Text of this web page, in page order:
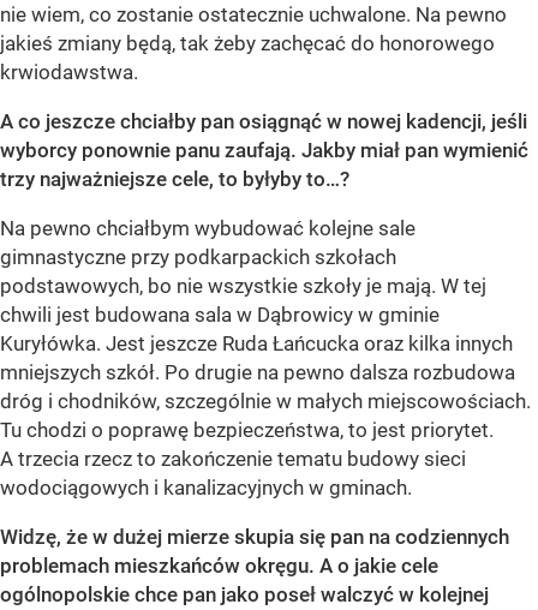
nie wiem, co zostanie ostatecznie uchwalone. Na pewno
jakieś zmiany będą, tak żeby zachęcać do honorowego
krwiodawstwa.
A co jeszcze chciałby pan osiągnąć w nowej kadencji, jeśli
wyborcy ponownie panu zaufają. Jakby miał pan wymienić
trzy najważniejsze cele, to byłyby to…?
Na pewno chciałbym wybudować kolejne sale
gimnastyczne przy podkarpackich szkołach
podstawowych, bo nie wszystkie szkoły je mają. W tej
chwili jest budowana sala w Dąbrowicy w gminie
Kuryłówka. Jest jeszcze Ruda Łańcucka oraz kilka innych
mniejszych szkół. Po drugie na pewno dalsza rozbudowa
dróg i chodników, szczególnie w małych miejscowościach.
Tu chodzi o poprawę bezpieczeństwa, to jest priorytet.
A trzecia rzecz to zakończenie tematu budowy sieci
wodociągowych i kanalizacyjnych w gminach.
Widzę, że w dużej mierze skupia się pan na codziennych
problemach mieszkańców okręgu. A o jakie cele
ogólnopolskie chce pan jako poseł walczyć w kolejnej